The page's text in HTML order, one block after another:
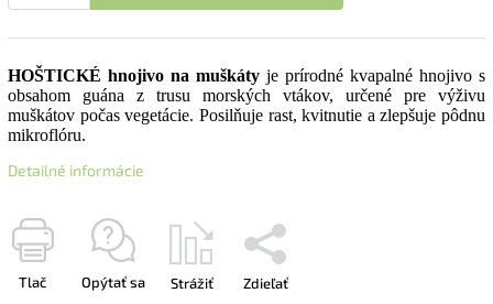
HOŠTICKÉ hnojivo na muškáty je prírodné kvapalné hnojivo s
obsahom guána z trusu morských vtákov, určené pre výživu
muškátov počas vegetácie. Posilňuje rast, kvitnutie a zlepšuje pôdnu
mikroflóru.
Detailné informácie
Tlač Opýtať sa Strážiť Zdieľať